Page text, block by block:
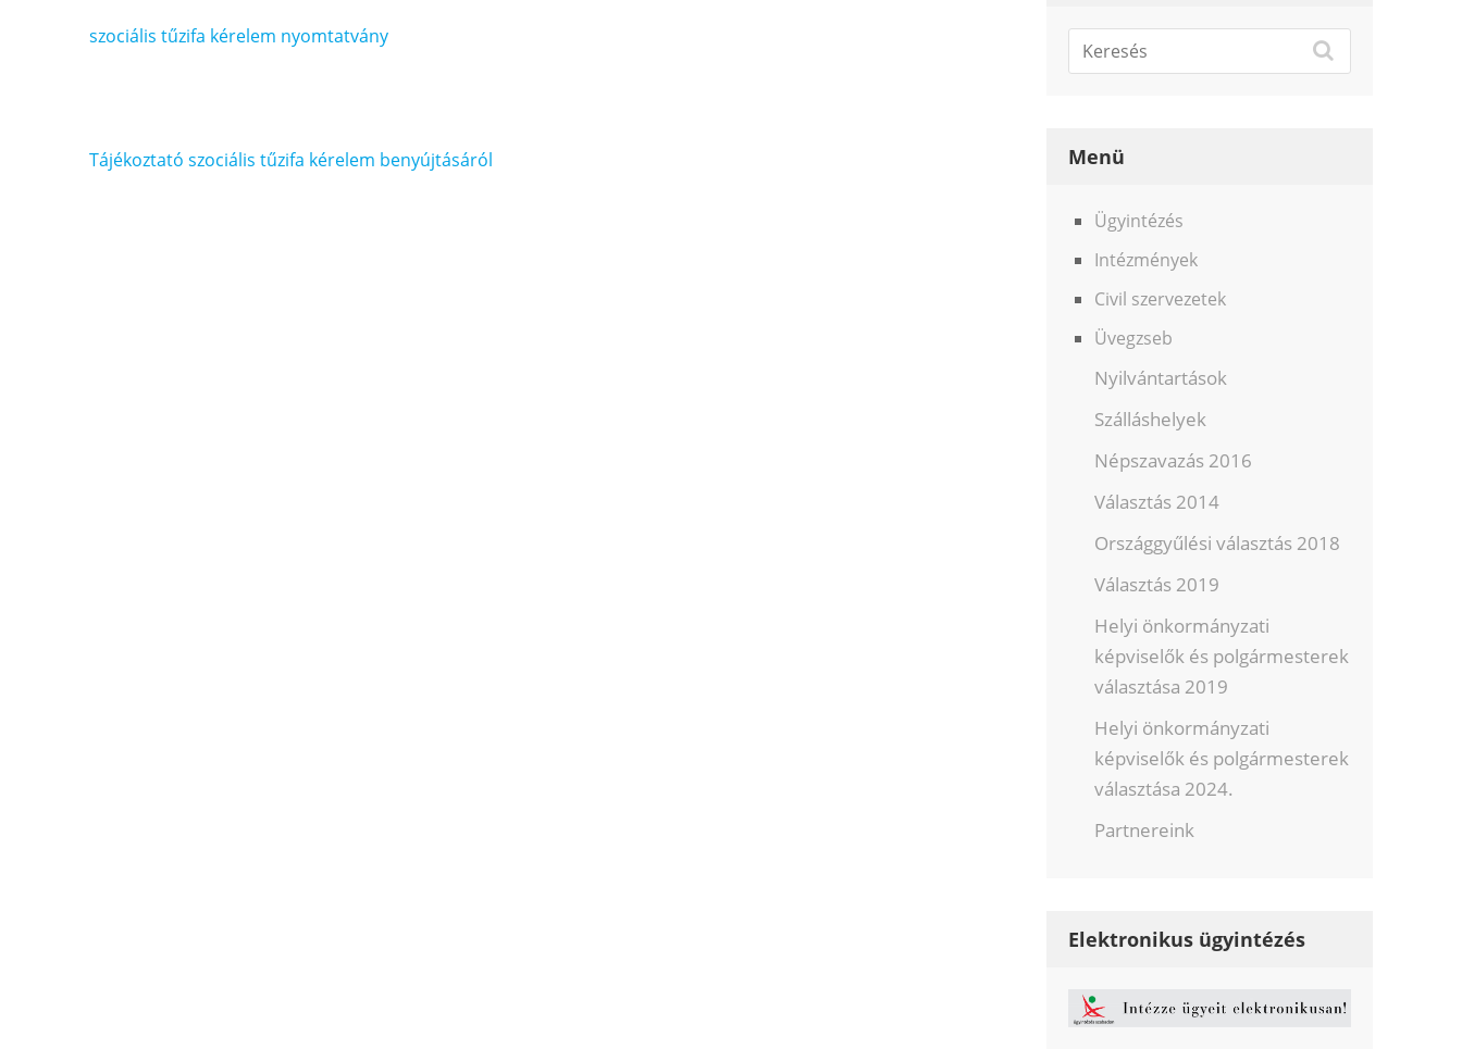
szociális tűzifa kérelem nyomtatvány
Bejegyzés
Tájékoztató szociális tűzifa kérelem benyújtásáról Menü
Ügyintézés
Intézmények
Civil szervezetek
Üvegzseb
Nyilvántartások
Szálláshelyek
Népszavazás 2016
Választás 2014
Országgyűlési választás 2018
Választás 2019
Helyi önkormányzati
képviselők és polgármesterek
választása 2019
Helyi önkormányzati
képviselők és polgármesterek
választása 2024.
Partnereink
Elektronikus ügyintézés